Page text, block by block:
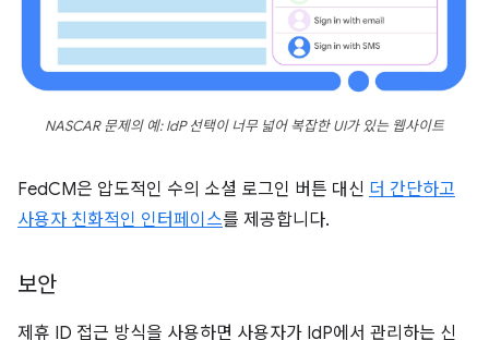
NASCAR 문제의 예: IdP 선택이 너무 넓어 복잡한 UI가 있는 웹사이트
FedCM은 압도적인 수의 소셜 로그인 버튼 대신 더 간단하고
사용자 친화적인 인터페이스를 제공합니다.
보안
제휴 ID 접근 방식을 사용하면 사용자가 IdP에서 관리하는 신